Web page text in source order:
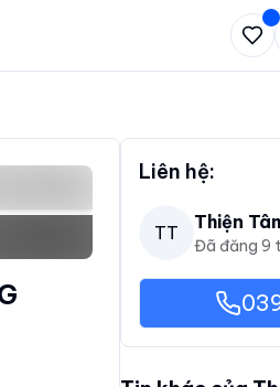
để mở danh sách các khu vực
Liên hệ:
TT Thiện
Đã đăng 9